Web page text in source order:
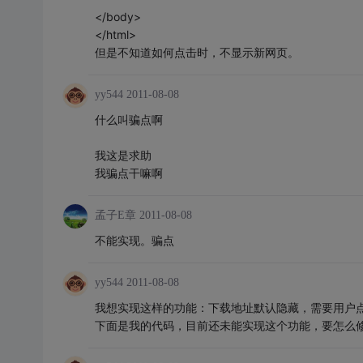
</body>
</html>
但是不知道如何点击时，不显示新网页。
yy544 2011-08-08
什么叫骗点啊
我这是求助
我骗点干嘛啊
孟子E章 2011-08-08
不能实现。骗点
yy544 2011-08-08
我想实现这样的功能：下载地址默认隐藏，需要用户
下面是我的代码，目前还未能实现这个功能，要怎么